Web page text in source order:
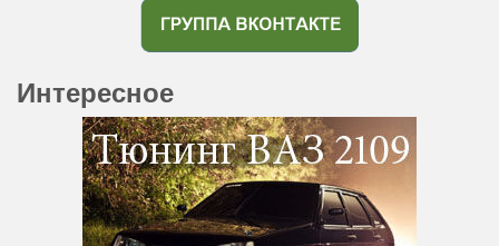
Интересное